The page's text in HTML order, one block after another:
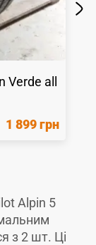
Verde all
1 899 грн
Alpin 5
з 2 шт. Ці